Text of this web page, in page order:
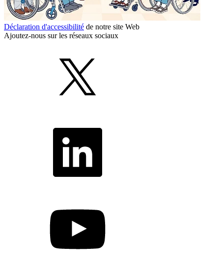
Déclaration d'accessibilité de notre site Web
Ajoutez-nous sur les réseaux sociaux